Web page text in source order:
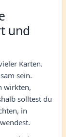
und
Karten.
sein.
wirkten,
solltest du
in